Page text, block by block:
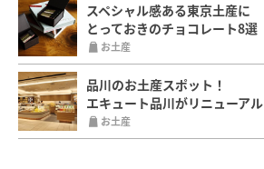
スペシャル感ある東京土産に
とっておきのチョコレート8選
お土産
品川のお土産スポット！
エキュート品川がリニューアル
お土産